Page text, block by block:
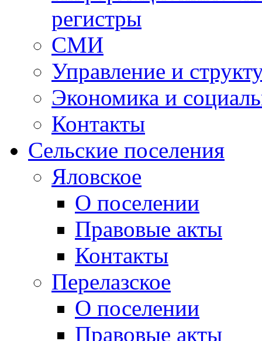
регистры
СМИ
Управление и
Экономика и
Контакты
Сельские поселения
Яловское
О поселении
Правовые акты
Контакты
Перелазское
О поселении
Правовые акты